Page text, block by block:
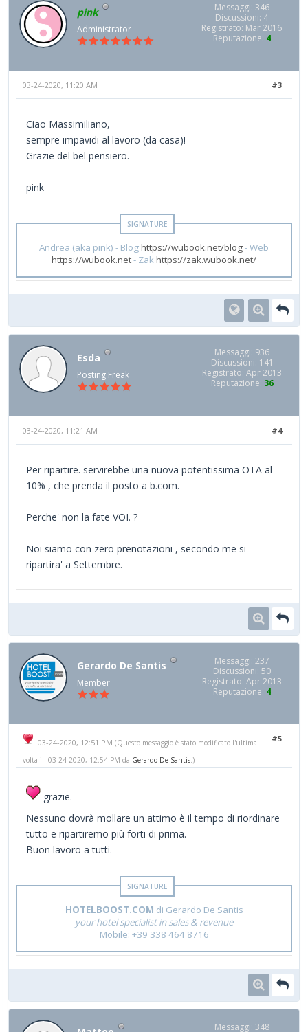
pink
Administrator
Messaggi: 346
Discussioni: 4
Registrato: Mar 2016
Reputazione: 4
#3
03-24-2020, 11:20 AM
Ciao Massimiliano,
sempre impavidi al lavoro (da casa)!
Grazie del bel pensiero.
pink
Andrea (aka pink) - Bloghttps://wubook.net/blog- Web
https://wubook.net- Zakhttps://zak.wubook.net/
Esda
Posting Freak
Messaggi: 936
Discussioni: 141
Registrato: Apr 2013
Reputazione: 36
#4
03-24-2020, 11:21 AM
Per ripartire. servirebbe una nuova potentissima OTA al
10% , che prenda il posto a b.com.
Perche' non la fate VOI. ?
Noi siamo con zero prenotazioni , secondo me si
ripartira' a Settembre.
Gerardo De Santis
Member
Messaggi: 237
Discussioni: 50
Registrato: Apr 2013
Reputazione: 4
#5
03-24-2020, 12:51 PM (Questo messaggio è stato modificato l'ultima
volta il: 03-24-2020, 12:54 PM da Gerardo De Santis.)
grazie.
Nessuno dovrà mollare un attimo è il tempo di riordinare
tutto e ripartiremo più forti di prima.
Buon lavoro a tutti.
HOTELBOOST.COM di Gerardo De Santis
your hotel specialist in sales & revenue
Mobile: +39 338 464 8716
Messaggi: 348